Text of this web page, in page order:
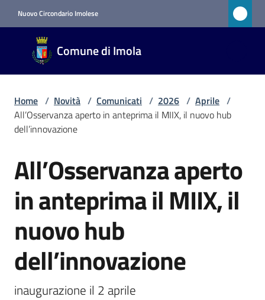
Nuovo Circondario Imolese
Comune di Imola
Comune
di Imola
RETE
Novità
Menu selezionato
Vivere
Imola
Home / Novità / Comunicati / 2026 / Aprile /
All’Osservanza aperto in anteprima il MIIX, il nuovo hub
dell’innovazione
Salta al contenuto
All’Osservanza aperto
in anteprima il MIIX, il
nuovo hub
dell’innovazione
inaugurazione il 2 aprile